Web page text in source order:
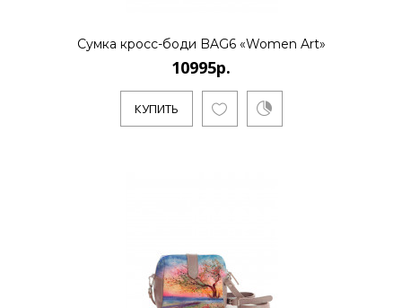
Сумка кросс-боди BAG6 «Women Art»
10995р.
КУПИТЬ